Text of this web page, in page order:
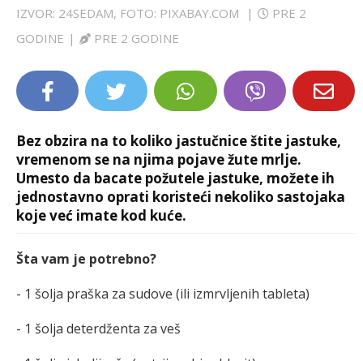
IZVOR: 24SEDAM, FOTO: PIXABAY.COM |
PRE 2
GODINE | PRE 2 GODINE
Bez obzira na to koliko jastučnice štite jastuke,
vremenom se na njima pojave žute mrlje.
Umesto da bacate požutele jastuke, možete ih
jednostavno oprati koristeći nekoliko sastojaka
koje već imate kod kuće.
Šta vam je potrebno?
- 1 šolja praška za sudove (ili izmrvljenih tableta)
- 1 šolja deterdženta za veš